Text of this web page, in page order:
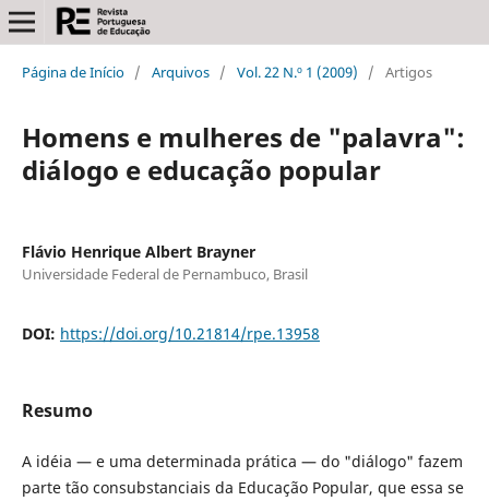
Página de Início / Arquivos / Vol. 22 N.º 1 (2009) / Artigos
Homens e mulheres de "palavra":
diálogo e educação popular
Flávio Henrique Albert Brayner
Universidade Federal de Pernambuco, Brasil
DOI: https://doi.org/10.21814/rpe.13958
Resumo
A idéia — e uma determinada prática — do "diálogo" fazem
parte tão consubstanciais da Educação Popular, que essa se